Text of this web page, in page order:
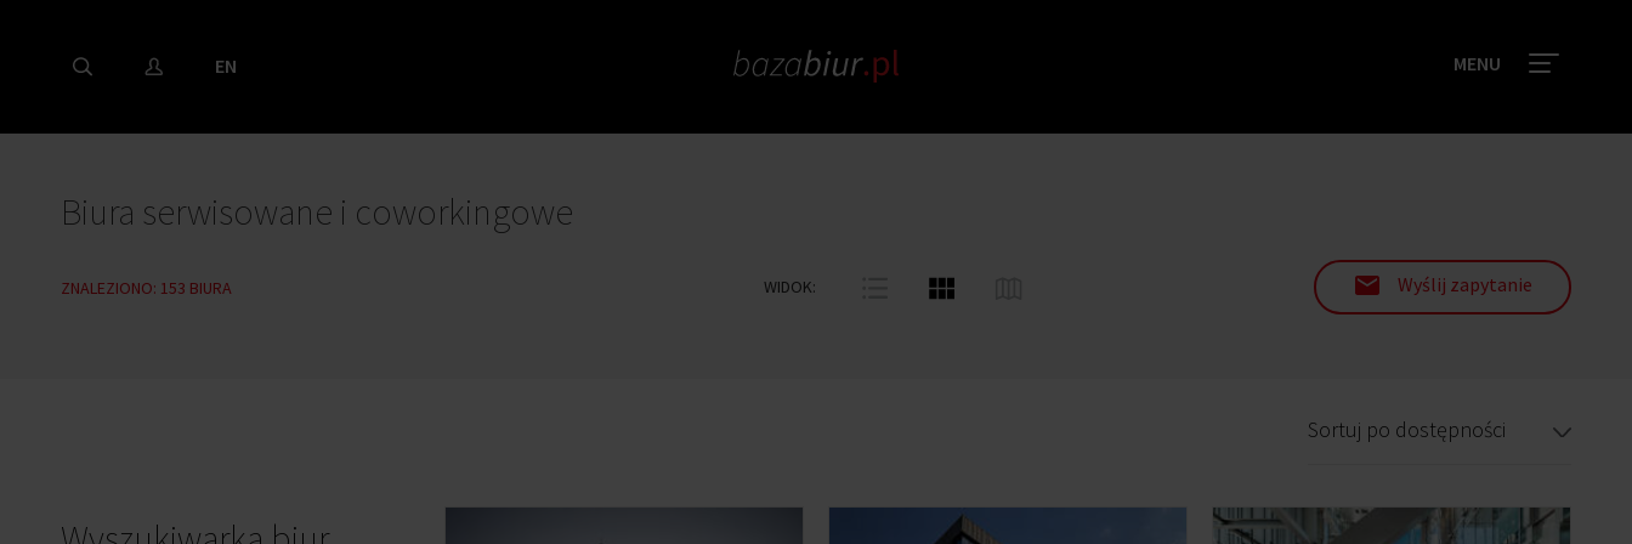
EN MENU
Biura serwisowane i coworkingowe
ZNALEZIONO: 153 BIURA Wyślij zapytanie
WIDOK:
Sortuj po dostępności